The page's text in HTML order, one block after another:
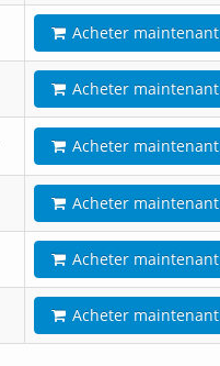
Acheter maintenant
Acheter maintenant
Acheter maintenant
Acheter maintenant
Acheter maintenant
Acheter maintenant